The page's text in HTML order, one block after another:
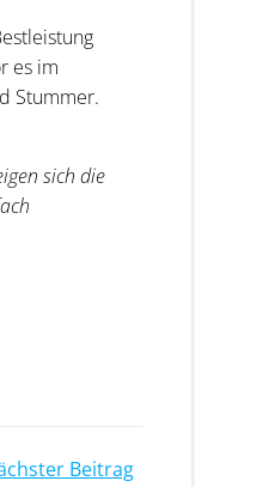
es im
Stummer.
sich die
Beitrag